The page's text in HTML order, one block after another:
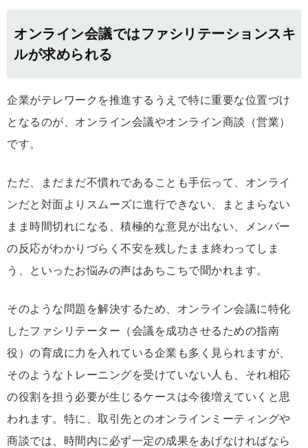
オンライン会議ではファシリテーションスキ
ルが求められる
企業がテレワークを推進するうえで特に重要な位置づけ
となるのが、オンライン会議やオンライン商談（営業）
です。
ただ、まだまだ不慣れであることも手伝って、オンライ
ンだと対面よりスムーズに進行できない、まとまらない
まま時間切れになる、積極的な意見が出ない、メンバー
の反応がわかりづらく不安を残したまま終わってしま
う、といったお悩みの声はあちこちで聞かれます。
そのような問題を解決するため、オンライン会議に特化
したファシリテーター（会議を成功させるための指南
役）の育成に力を入れている企業も多く見られますが、
そのようなトレーニングを受けていない人も、それ相応
の役割を担う必要が生じるケースは今後増えていくと思
われます。特に、取引先とのオンラインミーティングや
商談では、時間内に必ず一定の成果をあげなければなら